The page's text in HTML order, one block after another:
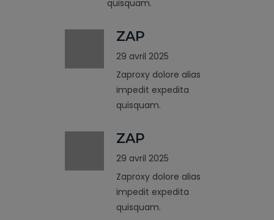
quisquam.
ZAP
29 avril 2025
Zaproxy dolore alias
impedit expedita
quisquam.
ZAP
29 avril 2025
Zaproxy dolore alias
impedit expedita
quisquam.